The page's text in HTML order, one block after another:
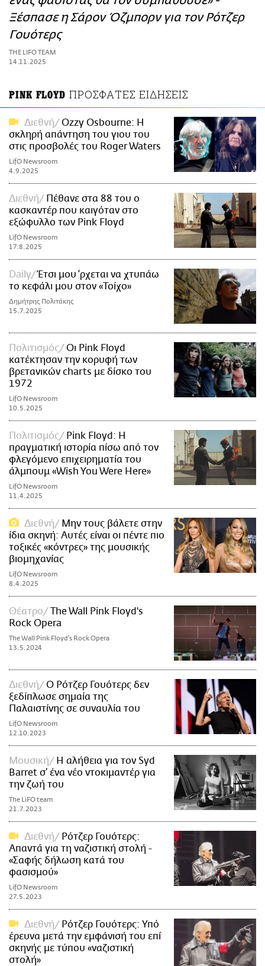
ΑΜΠΑ
PRINT
Ξέσπασε η Σάρον Όζμπορν για τον Ρότζερ
Γουότερς
THE LIFO TEAM
14.11.2025
PINK FLOYD ΠΡΟΣΦΑΤΕΣ ΕΙΔΗΣΕΙΣ
Διεθνή
Ozzy Osbourne: H
σκληρή απάντηση του γιου του
στις προσβολές του Rοger Waters
LifO Newsroom
4.9.2025
Διεθνή
Πέθανε στα 88 του ο
κασκαντέρ που καιγόταν στο
εξώφυλλο των Pink Floyd
LifO Newsroom
17.8.2025
Daily
Έτσι μου ‘ρχεται να χτυπάω
το κεφάλι μου στον «Τοίχο»
Δημήτρης Πολιτάκης
15.7.2025
Πολιτισμός
Οι Pink Floyd
κατέκτησαν την κορυφή των
βρετανικών charts με δίσκο του
1972
LifO Newsroom
10.5.2025
Πολιτισμός
Pink Floyd: Η
πραγματική ιστορία πίσω από τον
φλεγόμενο επιχειρηματία του
άλμπουμ «Wish You Were Here»
LifO Newsroom
11.4.2025
Διεθνή
Μην τους βάλετε στην
ίδια σκηνή: Αυτές είναι οι πέντε πιο
τοξικές «κόντρες» της μουσικής
βιομηχανίας
LifO Newsroom
8.4.2025
Θέατρο
The Wall Pink Floyd's
Rock Opera
The Wall Pink Floyd's Rock Opera
13.5.2024
Διεθνή
Ο Ρότζερ Γουότερς δεν
ξεδίπλωσε σημαία της
Παλαιστίνης σε συναυλία του
LifO Newsroom
12.10.2023
Μουσική
Η αλήθεια για τον Syd
Barret σ’ ένα νέο ντοκιμαντέρ για
την ζωή του
The LiFO team
21.7.2023
Διεθνή
Ρότζερ Γουότερς:
Απαντά για τη ναζιστική στολή -
«Σαφής δήλωση κατά του
φασισμού»
LifO Newsroom
27.5.2023
Διεθνή
Ρότζερ Γουότερς: Υπό
έρευνα μετά την εμφάνισή του επί
σκηνής με τύπου «ναζιστική
στολή»